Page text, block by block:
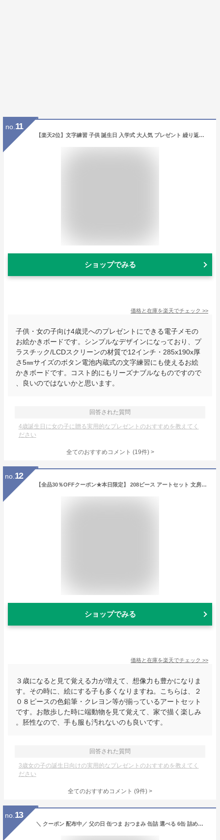
no. 11
【楽天2位】文字練習 子供 誕生日 入学式 大人気 プレゼント 繰り返し電子メモ お絵かきボード 知育玩具 12インチ 汚れない 伝言板 遊び 利用 大人用 薄型 ワンボタン カラフル 芸術 スタンド お絵描きボード 女の子 男の子 2歳 3歳 4歳 5歳 6歳 7歳 軽量 おもちゃ
ショップでみる
価格と在庫を楽天でチェック >>
子供・女の子向け4歳児へのプレゼントにできる電子メモの
お絵かきボードです。シンプルなデザインになっており、プ
ラスチック/LCDスクリーンの材質で12インチ・285x190x厚
さ5㎜サイズのボタン電池内蔵式の文字練習にも使えるお絵
かきボードです。コスト的にもリーズナブルなものですので
、良いのではないかと思います。
回答された質問
4歳誕生日に女の子に贈る実用的なプレゼントのおすすめを教えてく
ださい
全てのおすすめコメント (19件) >
no. 12
【全品30％OFFクーポン★本日限定】 208ピース アートセット 文房具 色鉛筆 クレヨン パステル 絵具 水性カラーペン お絵かき お絵かきセット 塗り絵 知育玩具 2歳 3歳 4歳 5歳 6歳 7歳 小学生 低学年 女の子 男の子 女 男 子供 幼児 入園 入学 卒園 クリスマス プレゼント
ショップでみる
価格と在庫を楽天でチェック >>
３歳になると見て覚える力が増えて、想像力も豊かになりま
す。その時に、絵にする子も多くなりますね。こちらは、２
０８ピースの色鉛筆・クレヨン等が揃っているアートセット
です。お散歩した時に端動物を見て覚えて、家で描く楽しみ
。胚性なので、手も服も汚れないのも良いです。
回答された質問
3歳女の子の誕生日向けの実用的なプレゼントのおすすめを教えてく
ださい
全てのおすすめコメント (9件) >
no. 13
＼ クーポン 配布中／ 父の日 缶つま おつまみ 缶詰 選べる 6缶 詰め合わせ セット 【 送料無料 沖縄以外】 国分 K&K 高級 おつまみセット 肉 魚 魚介 酒のつまみ 惣菜 常温保存 プレゼント 贈り物 実用的 備蓄 非常食 保存食 長期保存 お中元 2026 内祝い ギフト